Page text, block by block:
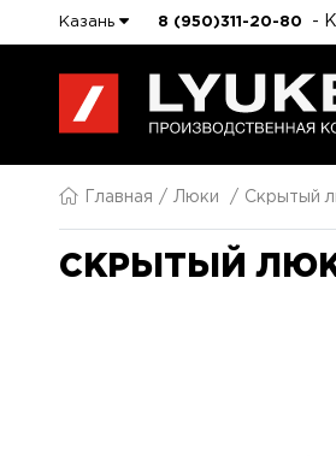
Казань 8 (950)311-20-80 -
Главная Люки Скрытый
СКРЫТЫЙ ЛЮК